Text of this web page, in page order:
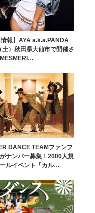
報】AYA a.k.a.PANDA
土）秋田県大仙市で開催さ
DANCE TEAMファンフ
ナンバー募集！2000人規
ルイベント「カル…